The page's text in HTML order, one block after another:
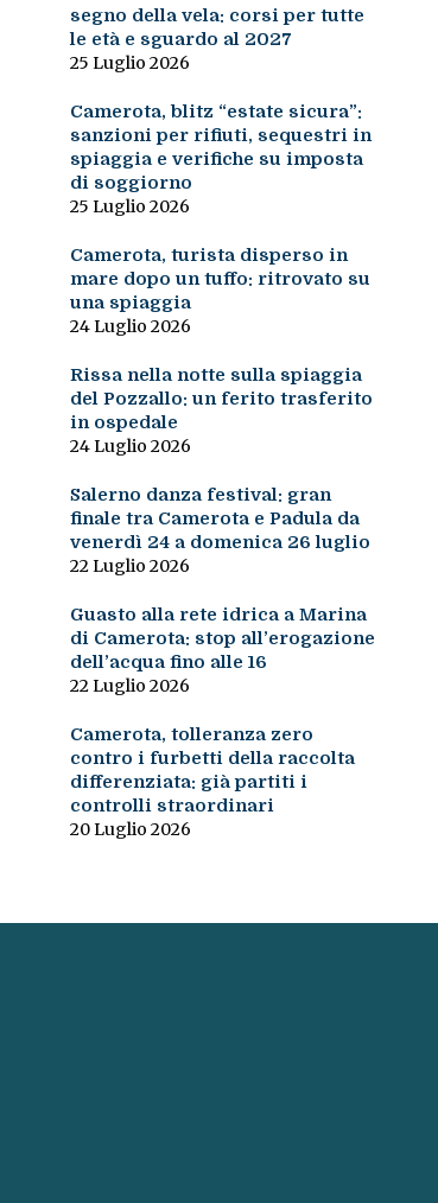
segno della vela: corsi per tutte
le età e sguardo al 2027
25 Luglio 2026
Camerota, blitz “estate sicura”:
sanzioni per rifiuti, sequestri in
spiaggia e verifiche su imposta
di soggiorno
25 Luglio 2026
Camerota, turista disperso in
mare dopo un tuffo: ritrovato su
una spiaggia
24 Luglio 2026
Rissa nella notte sulla spiaggia
del Pozzallo: un ferito trasferito
in ospedale
24 Luglio 2026
Salerno danza festival: gran
finale tra Camerota e Padula da
venerdì 24 a domenica 26 luglio
22 Luglio 2026
Guasto alla rete idrica a Marina
di Camerota: stop all’erogazione
dell’acqua fino alle 16
22 Luglio 2026
Camerota, tolleranza zero
contro i furbetti della raccolta
differenziata: già partiti i
controlli straordinari
20 Luglio 2026